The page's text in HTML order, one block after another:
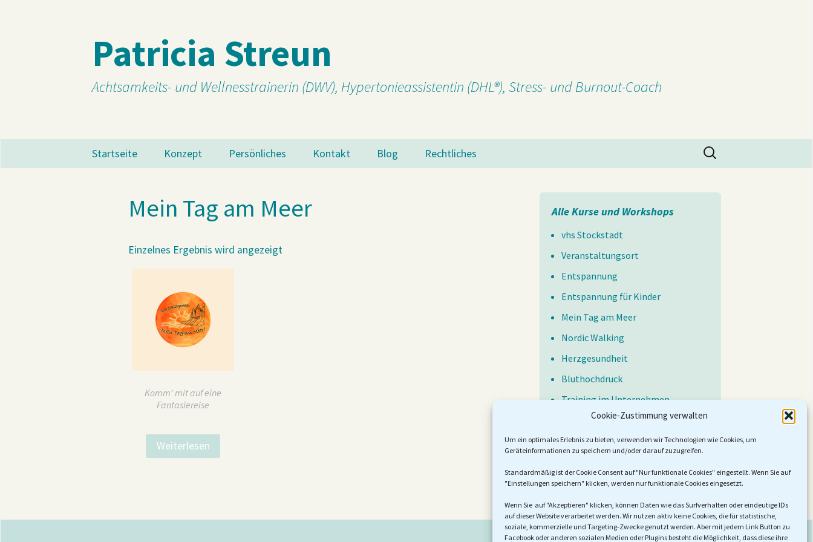
Cookie-Zustimmung verwalten
Um ein optimales Erlebnis zu bieten, verwenden wir Technologien wie Cookies, um
Geräteinformationen zu speichern und/oder darauf zuzugreifen.
Standardmäßig ist der Cookie Consent auf "Nur funktionale Cookies" eingestellt. Wenn Sie auf
"Einstellungen speichern" klicken, werden nur funktionale Cookies eingesetzt.
Wenn Sie auf "Akzeptieren" klicken, können Daten wie das Surfverhalten oder eindeutige IDs
auf dieser Website verarbeitet werden. Wir nutzen aktiv keine Cookies, die für statistische,
soziale, kommerzielle und Targeting-Zwecke genutzt werden. Aber mit jedem Link Button zu
Facebook oder anderen sozialen Medien oder Plugins besteht die Möglichkeit, dass diese ihre
Patricia Streun
Achtsamkeits- und Wellnesstrainerin (DWV), Hypertonieassistentin (DHL®), Stress- und Burnout-Coach
Startseite Konzept
Beratung
Begleiten
Persönliches Kontakt Blog Rechtliches
Suchen
nach:
Mein Tag am Meer
Einzelnes Ergebnis wird angezeigt
Komm‘ mit auf eine
Fantasiereise
Weiterlesen
Alle Kurse und Workshops
vhs Stockstadt
Veranstaltungsort
Entspannung
Entspannung für Kinder
Mein Tag am Meer
Nordic Walking
Herzgesundheit
Bluthochdruck
Training im Unternehmen
Vorträge
Wochenend Workshops